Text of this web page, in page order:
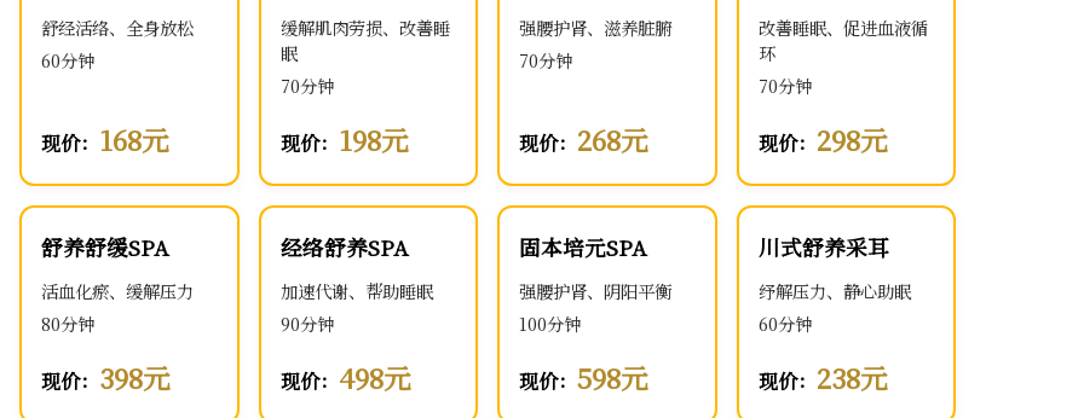
舒经活络、全身放松
60分钟
现价： 168元
缓解肌肉劳损、改善睡
眠
70分钟
现价： 198元
强腰护肾、滋养脏腑
70分钟
现价： 268元
改善睡眠、促进血液循
环
70分钟
现价： 298元
舒养舒缓SPA
活血化瘀、缓解压力
80分钟
现价： 398元
经络舒养SPA
加速代谢、帮助睡眠
90分钟
现价： 498元
固本培元SPA
强腰护肾、阴阳平衡
100分钟
现价：598元
川式舒养采耳
纾解压力、静心助眠
60分钟
现价： 238元